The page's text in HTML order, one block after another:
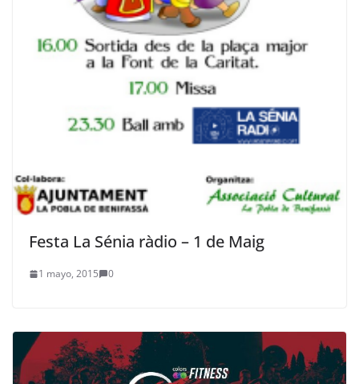
Festa La Sénia ràdio – 1 de Maig
1 mayo, 2015 0